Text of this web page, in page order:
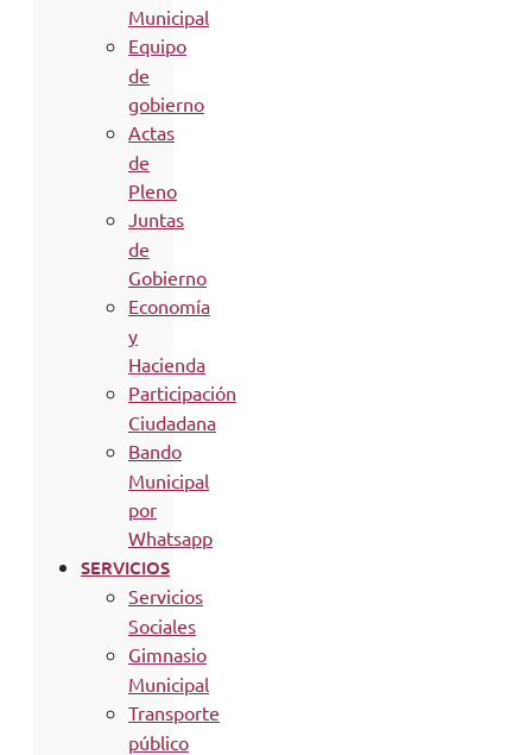
Municipal
Equipo
de
gobierno
Actas
de
Pleno
Juntas
de
Gobierno
Economía
y
Hacienda
Participación
Ciudadana
Bando
Municipal
por
Whatsapp
SERVICIOS
Servicios
Sociales
Gimnasio
Municipal
Transporte
público